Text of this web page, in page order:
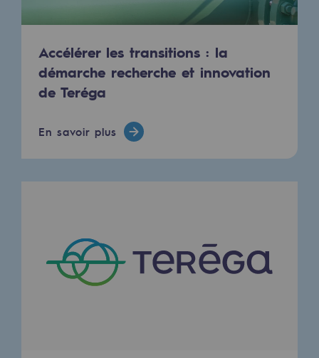
Accélérer les transitions : la
démarche recherche et innovation
de Teréga
En savoir plus